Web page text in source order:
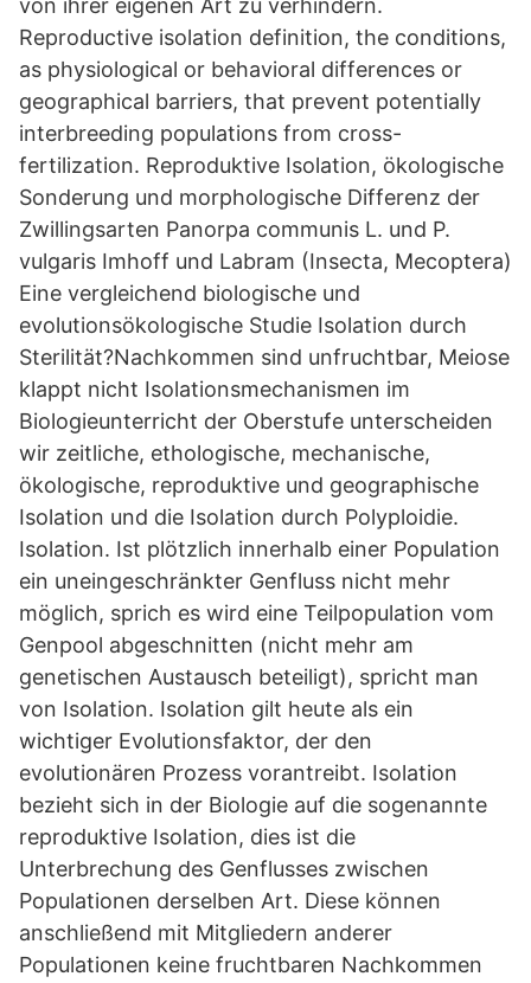
von ihrer eigenen Art zu verhindern.
Reproductive isolation definition, the conditions,
as physiological or behavioral differences or
geographical barriers, that prevent potentially
interbreeding populations from cross-
fertilization. Reproduktive Isolation, ökologische
Sonderung und morphologische Differenz der
Zwillingsarten Panorpa communis L. und P.
vulgaris Imhoff und Labram (Insecta, Mecoptera)
Eine vergleichend biologische und
evolutionsökologische Studie Isolation durch
Sterilität?Nachkommen sind unfruchtbar, Meiose
klappt nicht Isolationsmechanismen im
Biologieunterricht der Oberstufe unterscheiden
wir zeitliche, ethologische, mechanische,
ökologische, reproduktive und geographische
Isolation und die Isolation durch Polyploidie.
Isolation. Ist plötzlich innerhalb einer Population
ein uneingeschränkter Genfluss nicht mehr
möglich, sprich es wird eine Teilpopulation vom
Genpool abgeschnitten (nicht mehr am
genetischen Austausch beteiligt), spricht man
von Isolation. Isolation gilt heute als ein
wichtiger Evolutionsfaktor, der den
evolutionären Prozess vorantreibt. Isolation
bezieht sich in der Biologie auf die sogenannte
reproduktive Isolation, dies ist die
Unterbrechung des Genflusses zwischen
Populationen derselben Art. Diese können
anschließend mit Mitgliedern anderer
Populationen keine fruchtbaren Nachkommen